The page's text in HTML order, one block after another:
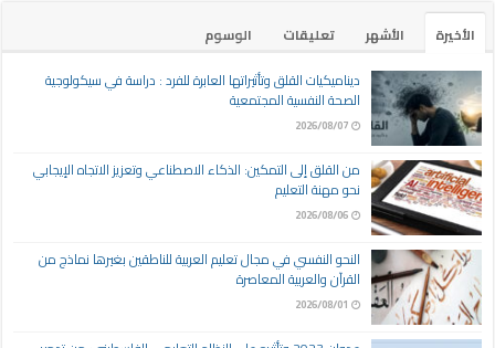
الأخيرة الأشهر تعليقات
الوسوم
ديناميكيات القلق وتأثيراتها العابرة للفرد : دراسة في سيكولوجية
الصحة النفسية المجتمعية
2026/08/07
من القلق إلى التمكين: الذكاء الاصطناعي وتعزيز الاتجاه الإيجابي
نحو مهنة التعليم
2026/08/06
النحو النفسي في مجال تعليم العربية للناطقين بغيرها نماذج من
القرآن والعربية المعاصرة
2026/08/01